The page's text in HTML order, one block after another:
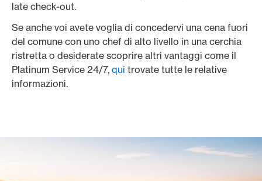
late check-out.
Se anche voi avete voglia di concedervi una cena fuori
del comune con uno chef di alto livello in una cerchia
ristretta o desiderate scoprire altri vantaggi come il
Platinum Service 24/7, qui trovate tutte le relative
informazioni.